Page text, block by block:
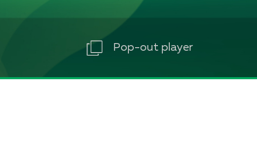
Pop-out player